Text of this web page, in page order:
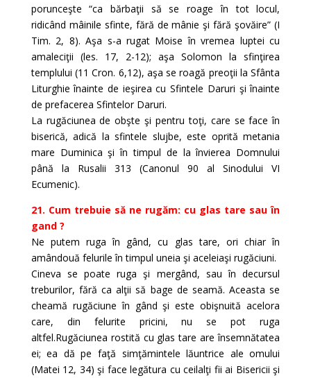
porunceşte “ca bărbaţii să se roage în tot locul,
ridicând mâinile sfinte, fără de mânie şi fără şovăire” (I
Tim. 2, 8). Aşa s-a rugat Moise în vremea luptei cu
amaleciţii (les. 17, 2-12); aşa Solomon la sfinţirea
templului (11 Cron. 6,12), aşa se roagă preoţii la Sfânta
Liturghie înainte de ieşirea cu Sfintele Daruri şi înainte
de prefacerea Sfintelor Daruri.
La rugăciunea de obşte şi pentru toţi, care se face în
biserică, adică la sfintele slujbe, este oprită metania
mare Duminica şi în timpul de la învierea Domnului
până la Rusalii 313 (Canonul 90 al Sinodului VI
Ecumenic).
21. Cum trebuie să ne rugăm: cu glas tare sau în
gand ?
Ne putem ruga în gând, cu glas tare, ori chiar în
amândouă felurile în timpul uneia şi aceleiaşi rugăciuni.
Cineva se poate ruga şi mergând, sau în decursul
treburilor, fără ca alţii să bage de seamă. Aceasta se
cheamă rugăciune în gând şi este obişnuită acelora
care, din felurite pricini, nu se pot ruga
altfel.Rugăciunea rostită cu glas tare are însemnătatea
ei; ea dă pe faţă simţămintele lăuntrice ale omului
(Matei 12, 34) şi face legătura cu ceilalţi fii ai Bisericii şi